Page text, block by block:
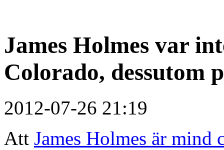
James Holmes var
Colorado, dessutom
2012-07-26 21:19
Att James Holmes är mind